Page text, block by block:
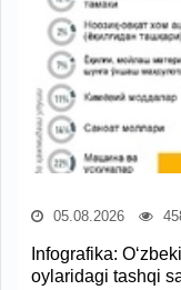
05.08.2026
Infografika:
oylaridagi tashqi